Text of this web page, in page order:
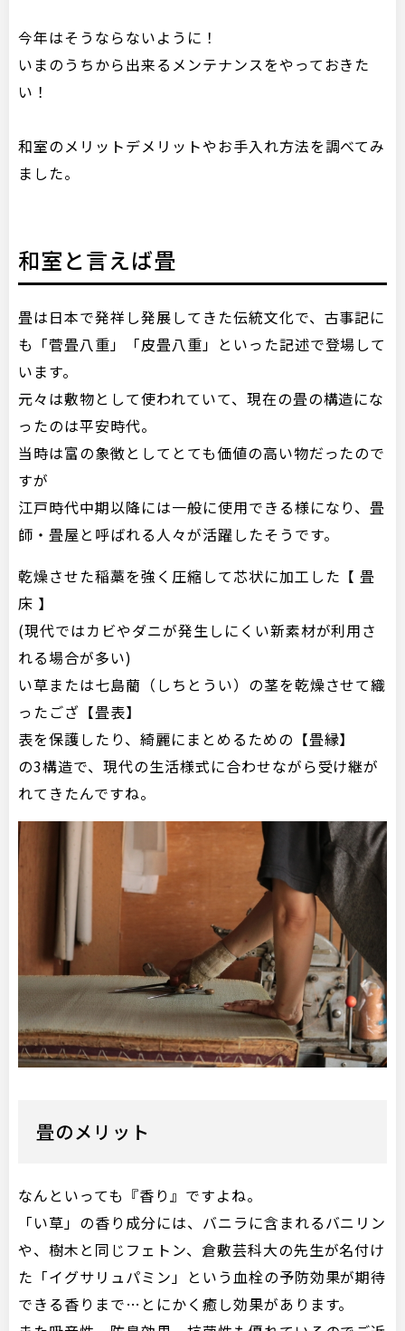
今年はそうならないように！
いまのうちから出来るメンテナンスをやっておきた
い！
和室のメリットデメリットやお手入れ方法を調べてみ
ました。
和室と言えば畳
畳は日本で発祥し発展してきた伝統文化で、古事記に
も「菅畳八重」「皮畳八重」といった記述で登場して
います。
元々は敷物として使われていて、現在の畳の構造にな
ったのは平安時代。
当時は富の象徴としてとても価値の高い物だったので
すが
江戸時代中期以降には一般に使用できる様になり、畳
師・畳屋と呼ばれる人々が活躍したそうです。
乾燥させた稲藁を強く圧縮して芯状に加工した【 畳
床 】
(現代ではカビやダニが発生しにくい新素材が利用さ
れる場合が多い)
い草または七島藺（しちとうい）の茎を乾燥させて織
ったござ【畳表】
表を保護したり、綺麗にまとめるための【畳縁】
の3構造で、現代の生活様式に合わせながら受け継が
れてきたんですね。
畳のメリット
なんといっても『香り』ですよね。
「い草」の香り成分には、バニラに含まれるバニリン
や、樹木と同じフェトン、倉敷芸科大の先生が名付け
た「イグサリュパミン」という血栓の予防効果が期待
できる香りまで…とにかく癒し効果があります。